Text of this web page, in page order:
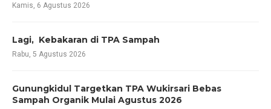
Kamis, 6 Agustus 2026
Lagi, Kebakaran di TPA Sampah
Rabu, 5 Agustus 2026
Gunungkidul Targetkan TPA Wukirsari Bebas
Sampah Organik Mulai Agustus 2026